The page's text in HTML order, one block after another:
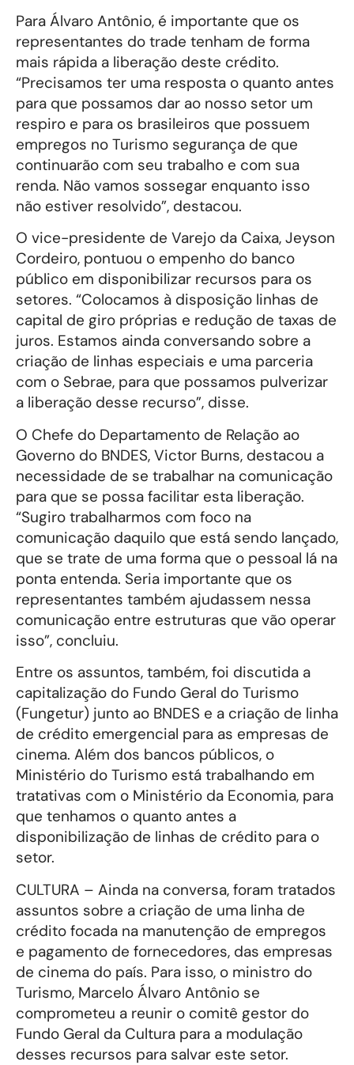
Para Álvaro Antônio, é importante que os
representantes do trade tenham de forma
mais rápida a liberação deste crédito.
“Precisamos ter uma resposta o quanto antes
para que possamos dar ao nosso setor um
respiro e para os brasileiros que possuem
empregos no Turismo segurança de que
continuarão com seu trabalho e com sua
renda. Não vamos sossegar enquanto isso
não estiver resolvido”, destacou.
O vice-presidente de Varejo da Caixa, Jeyson
Cordeiro, pontuou o empenho do banco
público em disponibilizar recursos para os
setores. “Colocamos à disposição linhas de
capital de giro próprias e redução de taxas de
juros. Estamos ainda conversando sobre a
criação de linhas especiais e uma parceria
com o Sebrae, para que possamos pulverizar
a liberação desse recurso”, disse.
O Chefe do Departamento de Relação ao
Governo do BNDES, Victor Burns, destacou a
necessidade de se trabalhar na comunicação
para que se possa facilitar esta liberação.
“Sugiro trabalharmos com foco na
comunicação daquilo que está sendo lançado,
que se trate de uma forma que o pessoal lá na
ponta entenda. Seria importante que os
representantes também ajudassem nessa
comunicação entre estruturas que vão operar
isso”, concluiu.
Entre os assuntos, também, foi discutida a
capitalização do Fundo Geral do Turismo
(Fungetur) junto ao BNDES e a criação de linha
de crédito emergencial para as empresas de
cinema. Além dos bancos públicos, o
Ministério do Turismo está trabalhando em
tratativas com o Ministério da Economia, para
que tenhamos o quanto antes a
disponibilização de linhas de crédito para o
setor.
CULTURA – Ainda na conversa, foram tratados
assuntos sobre a criação de uma linha de
crédito focada na manutenção de empregos
e pagamento de fornecedores, das empresas
de cinema do país. Para isso, o ministro do
Turismo, Marcelo Álvaro Antônio se
comprometeu a reunir o comitê gestor do
Fundo Geral da Cultura para a modulação
desses recursos para salvar este setor.